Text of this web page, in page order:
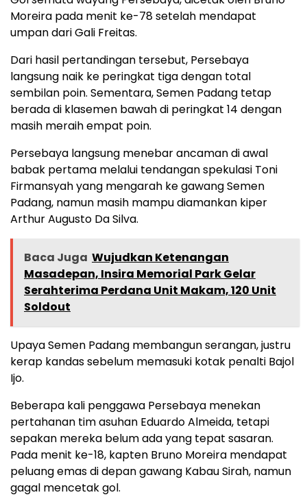
Moreira pada menit ke-78 setelah mendapat
umpan dari Gali Freitas.
Dari hasil pertandingan tersebut, Persebaya
langsung naik ke peringkat tiga dengan total
sembilan poin. Sementara, Semen Padang tetap
berada di klasemen bawah di peringkat 14 dengan
masih meraih empat poin.
Persebaya langsung menebar ancaman di awal
babak pertama melalui tendangan spekulasi Toni
Firmansyah yang mengarah ke gawang Semen
Padang, namun masih mampu diamankan kiper
Arthur Augusto Da Silva.
Baca Juga Wujudkan Ketenangan
Masadepan, Insira Memorial Park Gelar
Serahterima Perdana Unit Makam, 120 Unit
Soldout
Upaya Semen Padang membangun serangan, justru
kerap kandas sebelum memasuki kotak penalti Bajol
Ijo.
Beberapa kali penggawa Persebaya menekan
pertahanan tim asuhan Eduardo Almeida, tetapi
sepakan mereka belum ada yang tepat sasaran.
Pada menit ke-18, kapten Bruno Moreira mendapat
peluang emas di depan gawang Kabau Sirah, namun
gagal mencetak gol.